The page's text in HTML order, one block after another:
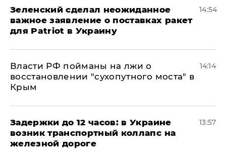
Зеленский сделал неожиданное
важное заявление о поставках ракет
для Patriot в Украину
14:54
Власти РФ пойманы на лжи о
восстановлении "сухопутного моста" в
Крым
14:14
Задержки до 12 часов: в Украине
возник транспортный коллапс на
железной дороге
13:57